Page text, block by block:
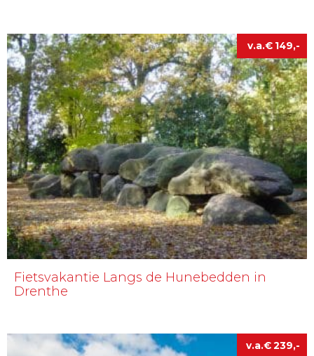
Fietsvakantie Langs de Hunebedden in
Drenthe
€ 149
€239